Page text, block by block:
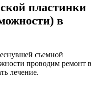
пластинки
в
съемной
проводим ремонт в
лечение.